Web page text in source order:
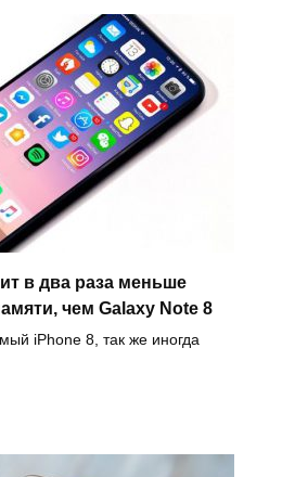
в два раза меньше
чем Galaxy Note 8
iPhone 8, так же иногда